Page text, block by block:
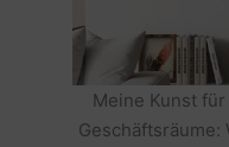
Meine Kunst
Geschäftsräume: